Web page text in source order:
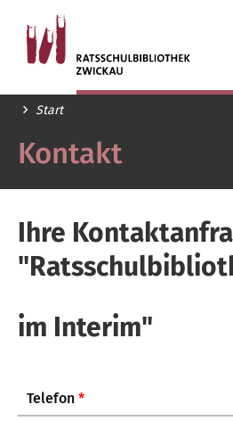
Start
Kontakt
Ihre
im Interim"
Telefon *